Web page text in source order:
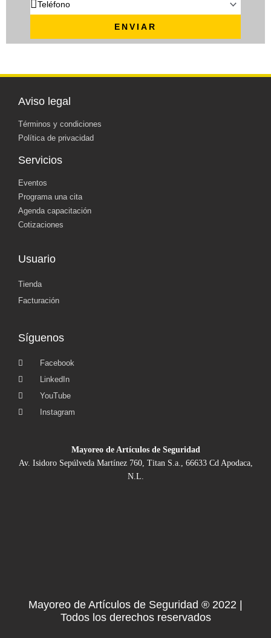
ENVIAR
Aviso legal
Términos y condiciones
Política de privacidad
Servicios
Eventos
Programa una cita
Agenda capacitación
Cotizaciones
Usuario
Tienda
Facturación
Síguenos
Facebook
LinkedIn
YouTube
Instagram
Mayoreo de Artículos de Seguridad
Av. Isidoro Sepúlveda Martínez 760, Titan S.a., 66633 Cd Apodaca,
N.L.
Mayoreo de Artículos de Seguridad ® 2022 |
Todos los derechos reservados